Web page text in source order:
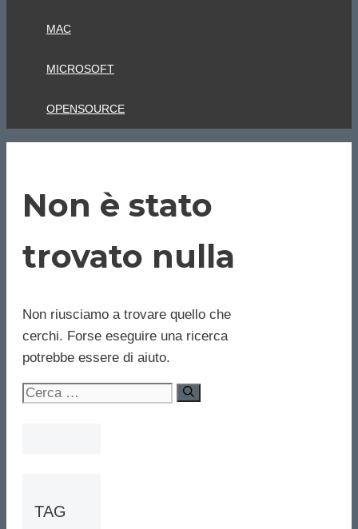
MAC
MICROSOFT
OPENSOURCE
Non è stato
trovato nulla
Non riusciamo a trovare quello che
cerchi. Forse eseguire una ricerca
potrebbe essere di aiuto.
Ricerca
TAG